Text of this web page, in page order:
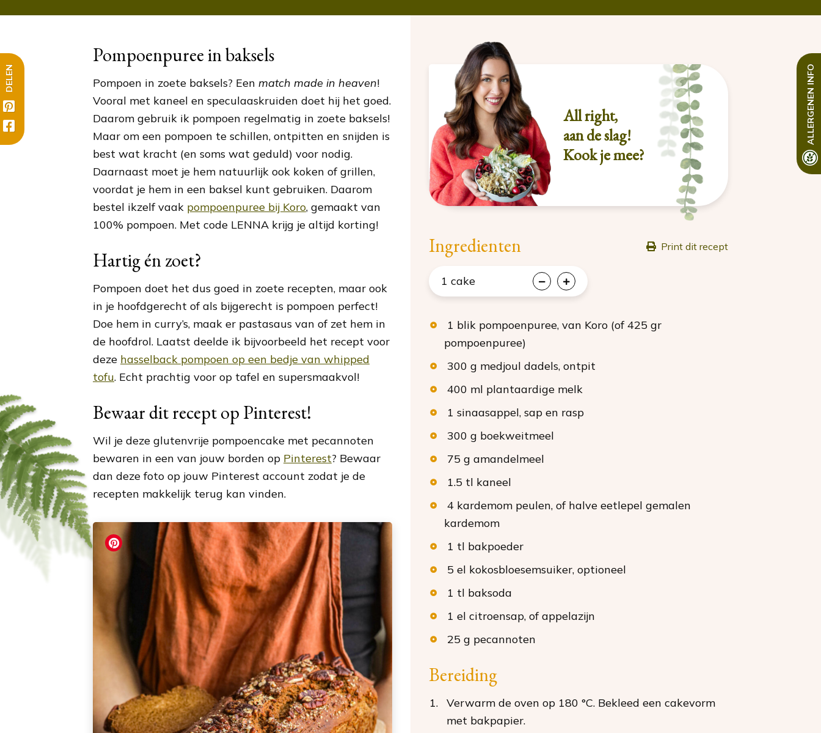
DELEN
ALLERGENEN
INFO
Pompoenpuree in baksels
Pompoen in zoete baksels? Een match made in heaven!
Vooral met kaneel en speculaaskruiden doet hij het goed.
Daarom gebruik ik pompoen regelmatig in zoete baksels!
Maar om een pompoen te schillen, ontpitten en snijden is
best wat kracht (en soms wat geduld) voor nodig.
Daarnaast moet je hem natuurlijk ook koken of grillen,
voordat je hem in een baksel kunt gebruiken. Daarom
bestel ikzelf vaak pompoenpuree bij Koro, gemaakt van
100% pompoen. Met code LENNA krijg je altijd korting!
Hartig én zoet?
Pompoen doet het dus goed in zoete recepten, maar ook
in je hoofdgerecht of als bijgerecht is pompoen perfect!
Doe hem in curry’s, maak er pastasaus van of zet hem in
de hoofdrol. Laatst deelde ik bijvoorbeeld het recept voor
deze hasselback pompoen op een bedje van whipped
tofu. Echt prachtig voor op tafel en supersmaakvol!
Bewaar dit recept op Pinterest!
Wil je deze glutenvrije pompoencake met pecannoten
bewaren in een van jouw borden op Pinterest? Bewaar
dan deze foto op jouw Pinterest account zodat je de
recepten makkelijk terug kan vinden.
All right,
aan de slag!
Kook je mee?
Ingredienten Print dit recept
1 cake
1 blik pompoenpuree, van Koro (of 425 gr
pompoenpuree)
300 g medjoul dadels, ontpit
400 ml plantaardige melk
1 sinaasappel, sap en rasp
300 g boekweitmeel
75 g amandelmeel
1.5 tl kaneel
4 kardemom peulen, of halve eetlepel gemalen
kardemom
1 tl bakpoeder
5 el kokosbloesemsuiker, optioneel
1 tl baksoda
1 el citroensap, of appelazijn
25 g pecannoten
Bereiding
Verwarm de oven op 180 °C. Bekleed een cakevorm
met bakpapier.